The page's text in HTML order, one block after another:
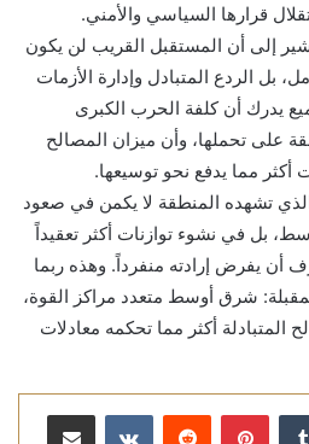
قرارها السياسي والأمني.
إلى أن المستقبل القريب لن يكون
بل الردع المتبادل وإدارة الأزمات
يدرك أن كلفة الحرب الكبرى
على تحملها، وأن ميزان المصالح
أكثر مما يدفع نحو توسيعها.
تشهده المنطقة لا يكمن في صعود
بل في نشوء توازنات أكثر تعقيداً
يفرض إرادته منفرداً. وهذه ربما
شرق أوسط متعدد مراكز القوة،
المتبادلة أكثر مما تحكمه معادلات
بينتيريست مشاركة عبر البريد